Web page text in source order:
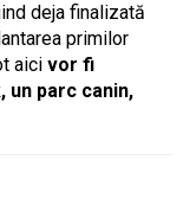
deja finalizată
primilor
aici vor fi
un parc canin,